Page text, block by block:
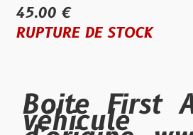
45.00 €
RUPTURE DE STOCK
Boite First
véhicule